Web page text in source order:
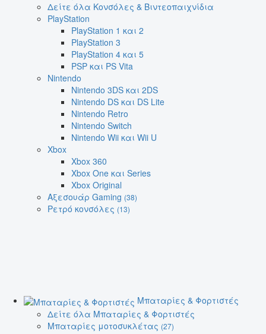
Δείτε όλα Κονσόλες & Βιντεοπαιχνίδια
PlayStation
PlayStation 1 και 2
PlayStation 3
PlayStation 4 και 5
PSP και PS Vita
Nintendo
Nintendo 3DS και 2DS
Nintendo DS και DS Lite
Nintendo Retro
Nintendo Switch
Nintendo Wii και Wii U
Xbox
Xbox 360
Xbox One και Series
Xbox Original
Αξεσουάρ Gaming (38)
Ρετρό κονσόλες (13)
Μπαταρίες & Φορτιστές
Δείτε όλα Μπαταρίες & Φορτιστές
Μπαταρίες μοτοσυκλέτας (27)